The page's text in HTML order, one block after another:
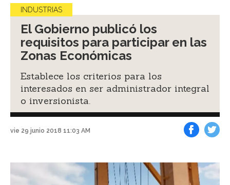
INDUSTRIAS
El Gobierno publicó los
requisitos para participar en las
Zonas Económicas
Establece los criterios para los
interesados en ser administrador integral
o inversionista.
vie 29 junio 2018 11:03 AM